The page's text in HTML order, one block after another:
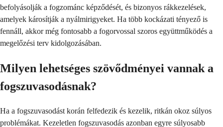
befolyásolják a fogzománc képződését, és bizonyos rákkezelések,
amelyek károsítják a nyálmirigyeket. Ha több kockázati tényező is
fennáll, akkor még fontosabb a fogorvossal szoros együttműködés a
megelőzési terv kidolgozásában.
Milyen lehetséges szövődményei vannak a
fogszuvasodásnak?
Ha a fogszuvasodást korán felfedezik és kezelik, ritkán okoz súlyos
problémákat. Kezeletlen fogszuvasodás azonban egyre súlyosabb